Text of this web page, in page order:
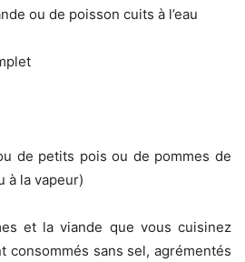
ou de poisson cuits à l’eau
de petits pois ou de pommes de
à la vapeur)
et la viande que vous cuisinez
consommés sans sel, agrémentés